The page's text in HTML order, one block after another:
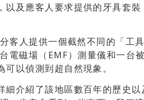
及應客人要求提供的牙具套裝
客人提供一個截然不同的「工
電磁場（EMF）測量儀和一台
以偵測到超自然現象。
細介紹了該地區數百年的歷史以